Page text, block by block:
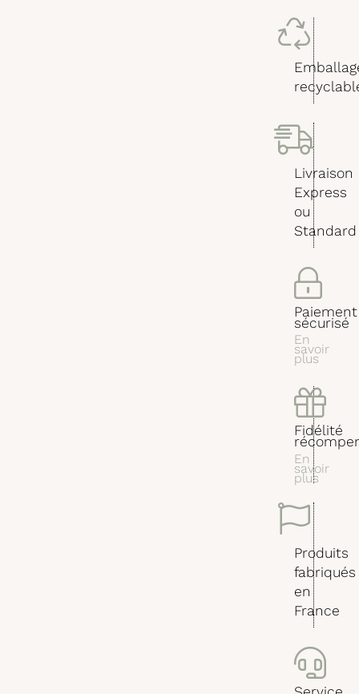
Livraison
Express
ou
Standard
Paiement
sécurisé
En
savoir
plus
Fidélité
En
savoir
plus
Produits
fabriqués
en
France